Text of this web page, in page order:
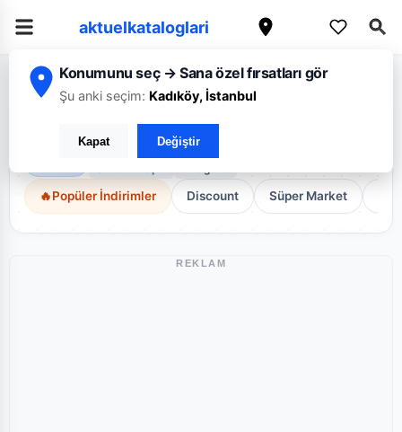
aktuelkataloglari
Konumunu seç → Sana özel fırsatları gör
Şu anki seçim: Kadıköy, İstanbul
Kapat Değiştir
Ana Sayfa/Denizli
Denizli Broşürleri
Denizli genelindeki en güncel fırsatlar.
🔥Popüler İndirimler Discount Süper Market
REKLAM